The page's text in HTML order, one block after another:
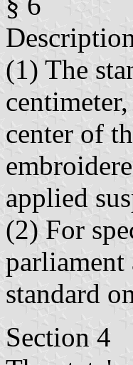
(1) The
center of
applied
(2) For
parliament
standard
Section 4